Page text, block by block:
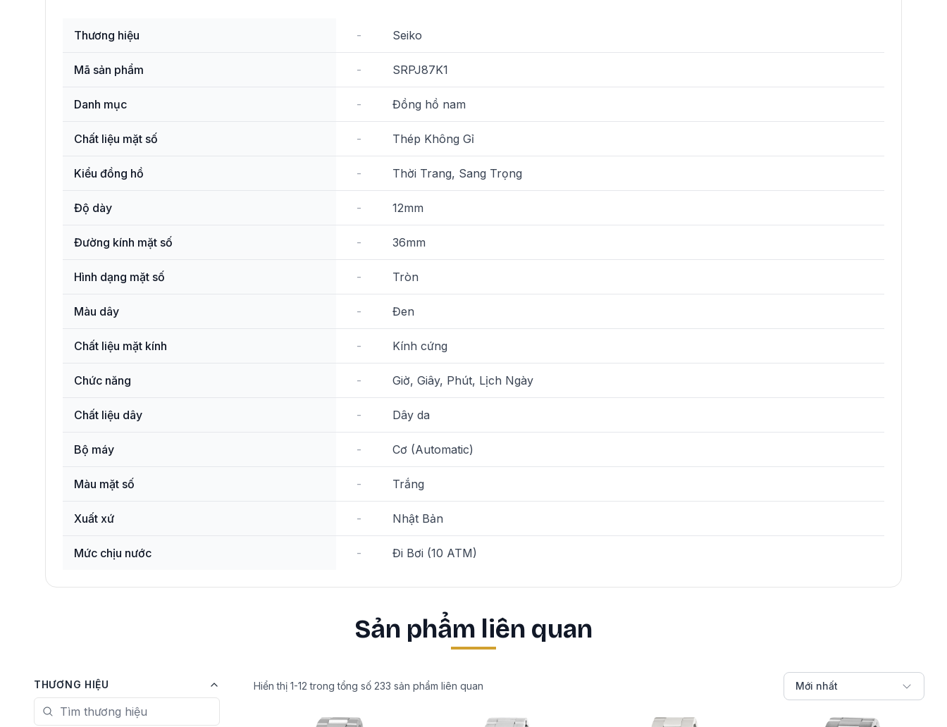
Thương hiệu - Seiko
Mã sản phẩm - SRPJ87K1
Danh mục - Đồng hồ nam
Chất liệu mặt số - Thép Không Gỉ
Kiểu đồng hồ - Thời Trang, Sang Trọng
Độ dày - 12mm
Đường kính mặt số - 36mm
Hình dạng mặt số - Tròn
Màu dây - Đen
Chất liệu mặt kính - Kính cứng
Chức năng - Giờ, Giây, Phút, Lịch Ngày
Chất liệu dây - Dây da
Bộ máy - Cơ (Automatic)
Màu mặt số - Trắng
Xuất xứ - Nhật Bản
Mức chịu nước - Đi Bơi (10 ATM)
Sản phẩm liên quan
THƯƠNG HIỆU Hiển thị 1-12 trong tổng số 233 sản phẩm liên quan Mới nhất